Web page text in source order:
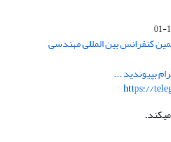
کنفرانس بین المللی مهندسی
بپیوندید ...
https://